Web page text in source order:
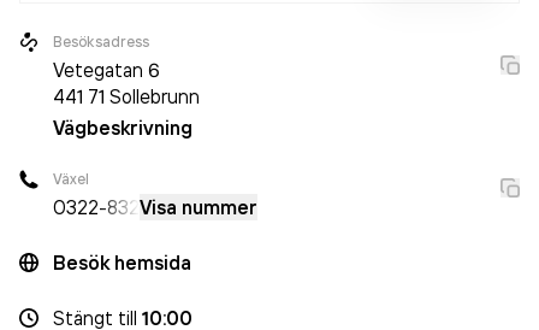
Besöksadress
Vetegatan 6
441 71 Sollebrunn
Vägbeskrivning
Växel
0322-832Visa nummer
Besök hemsida
Stängt till 10:00